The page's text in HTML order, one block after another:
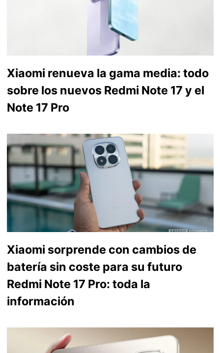
Xiaomi renueva la gama media: todo
sobre los nuevos Redmi Note 17 y el
Note 17 Pro
Xiaomi sorprende con cambios de
batería sin coste para su futuro
Redmi Note 17 Pro: toda la
información